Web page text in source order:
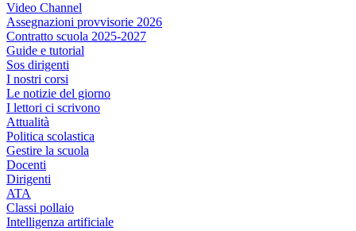
Video Channel
Assegnazioni provvisorie 2026
Contratto scuola 2025-2027
Guide e tutorial
Sos dirigenti
I nostri corsi
Le notizie del giorno
I lettori ci scrivono
Attualità
Politica scolastica
Gestire la scuola
Docenti
Dirigenti
ATA
Classi pollaio
Intelligenza artificiale